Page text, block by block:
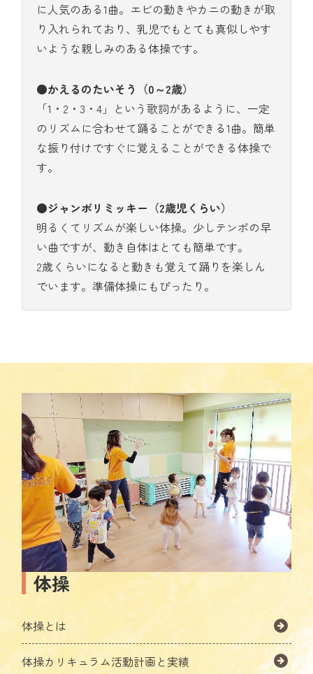
に人気のある1曲。エビの動きやカニの動きが取
り入れられており、乳児でもとても真似しやす
いような親しみのある体操です。
●かえるのたいそう（0～2歳）
「1・2・3・4」という歌詞があるように、一定
のリズムに合わせて踊ることができる1曲。簡単
な振り付けですぐに覚えることができる体操で
す。
●ジャンボリミッキー（2歳児くらい）
明るくてリズムが楽しい体操。少しテンポの早
い曲ですが、動き自体はとても簡単です。
2歳くらいになると動きも覚えて踊りを楽しん
でいます。準備体操にもぴったり。
体操
体操とは
体操カリキュラム活動計画と実績